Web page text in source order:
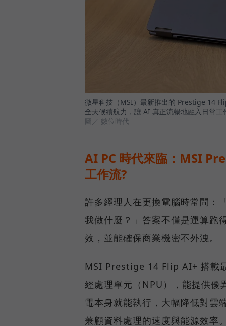
微星科技（MSI）最新推出的 Prestige 14
全天候續航力，讓 AI 真正流暢地融入日常工
圖／ 數位時代
AI PC 時代來臨：MSI
工作流?
許多經理人在更換電腦時常問：
我做什麼？」答案不僅是運算跑
效，並能確保商業機密不外洩。
MSI Prestige 14 Flip AI+ 搭載
經處理單元（NPU），能提供
電本身就能執行，大幅降低對雲
兼顧資料處理的速度與能源效率